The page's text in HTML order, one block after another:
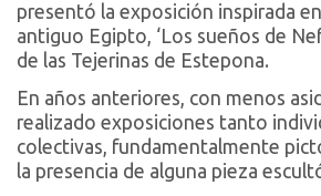
presentó la exposición inspirada
antiguo Egipto, ‘Los sueños de
de las Tejerinas de Estepona.
En años anteriores, con menos
realizado exposiciones tanto
colectivas, fundamentalmente
la presencia de alguna pieza